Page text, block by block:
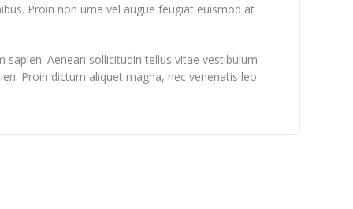
Proin non urna vel augue feugiat euismod at
Aenean sollicitudin tellus vitae vestibulum
Proin dictum aliquet magna, nec venenatis leo